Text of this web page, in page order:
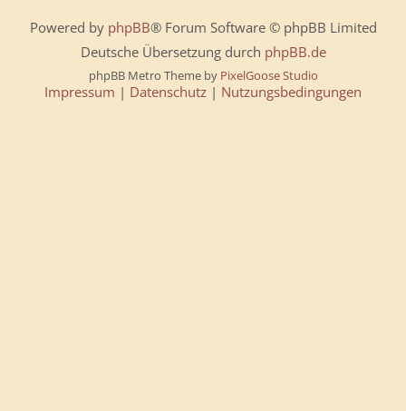
Powered by phpBB® Forum Software © phpBB Limited
Deutsche Übersetzung durch phpBB.de
phpBB Metro Theme by PixelGoose Studio
Impressum | Datenschutz | Nutzungsbedingungen